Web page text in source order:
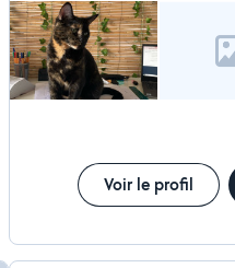
Voir le profil